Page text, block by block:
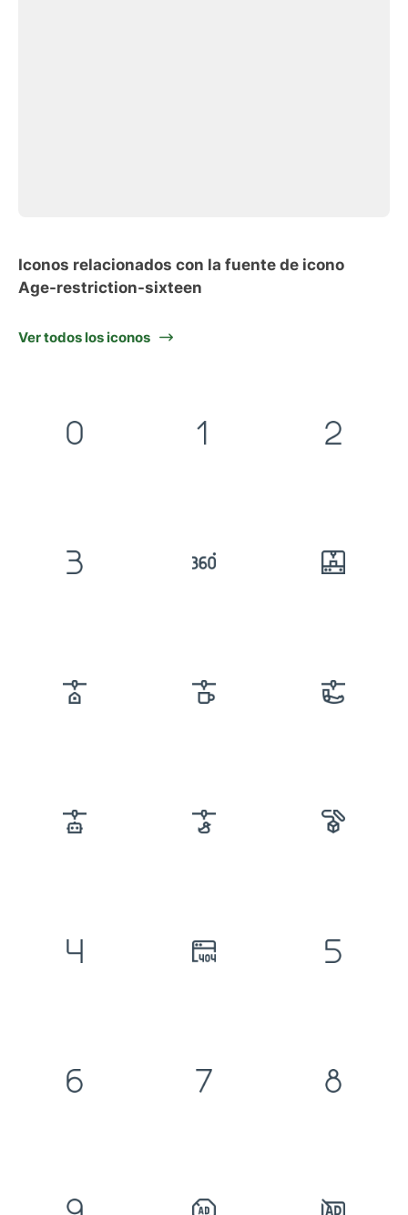
Iconos relacionados con la fuente de icono
Age-restriction-sixteen
Ver todos los iconos